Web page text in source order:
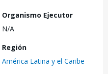
Organismo Ejecutor
N/A
Región
América Latina y el Caribe